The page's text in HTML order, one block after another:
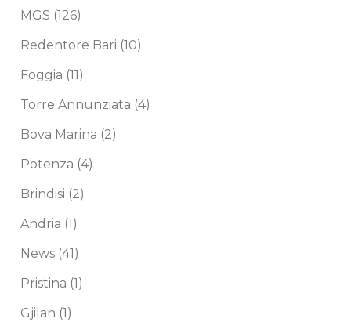
MGS (126)
Redentore Bari (10)
Foggia (11)
Torre Annunziata (4)
Bova Marina (2)
Potenza (4)
Brindisi (2)
Andria (1)
News (41)
Pristina (1)
Gjilan (1)